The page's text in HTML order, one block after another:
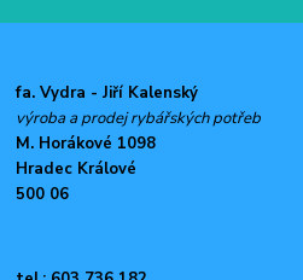
fa. Vydra - Jiří Kalenský
výroba a prodej rybářských potřeb
M. Horákové 1098
Hradec Králové
500 06